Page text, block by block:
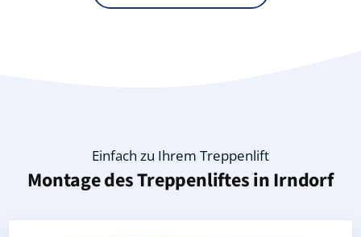
Einfach zu Ihrem Treppenlift
Montage des Treppenliftes inIrndorf